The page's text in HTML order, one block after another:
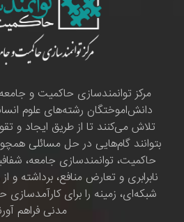
مرکز توانمندسازی حاکمیت و
دانش‌اموختگان رشته‌های علوم
تلاش می‌کنند تا از طریق ایجاد و
بتوانند گام‌هایی در حل مسائلی
حاکمیت، توانمندسازی جامعه،
نابرابری و تعارض منافع، برداشته
شبکه‌ای، زمینه را برای
مدنی فراهم